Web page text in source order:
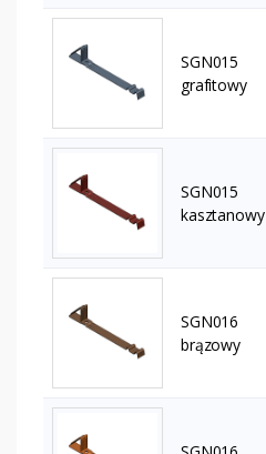
SGN015
grafitowy
SGN015
kasztanowy
SGN016
brązowy